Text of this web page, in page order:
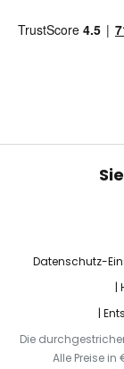
Datenschutz-
Die
Alle Preise in